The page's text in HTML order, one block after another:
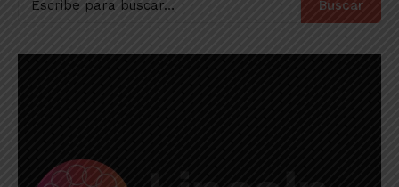
Buscar